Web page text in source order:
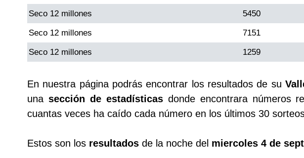
Pick 4 Noche
Pijao de Oro
Saman de la suerte
Sinuano Día
Sinuano Noche
Seco 12 millones 5450
Seco 12 millones 7151
Seco 12 millones 1259
En nuestra página podrás encontrar los resultados de su
una sección de estadísticasdonde encontrara números
cuantas veces ha caído cada número en los últimos 30
Estos son los resultados de la noche del miercoles 4 de